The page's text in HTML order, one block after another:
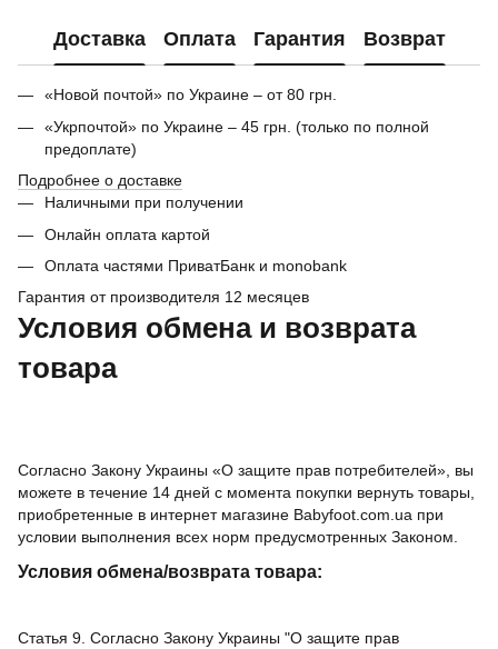
Доставка Оплата Гарантия Возврат
«Новой почтой» по Украине – от 80 грн.
«Укрпочтой» по Украине – 45 грн. (только по полной
предоплате)
Подробнее о доставке
Наличными при получении
Онлайн оплата картой
Оплата частями ПриватБанк и monobank
Гарантия от производителя 12 месяцев
Условия обмена и возврата
товара
Согласно Закону Украины «О защите прав потребителей», вы
можете в течение 14 дней с момента покупки вернуть товары,
приобретенные в интернет магазине Babyfoot.com.ua при
условии выполнения всех норм предусмотренных Законом.
Условия обмена/возврата товара:
Статья 9. Согласно Закону Украины "О защите прав